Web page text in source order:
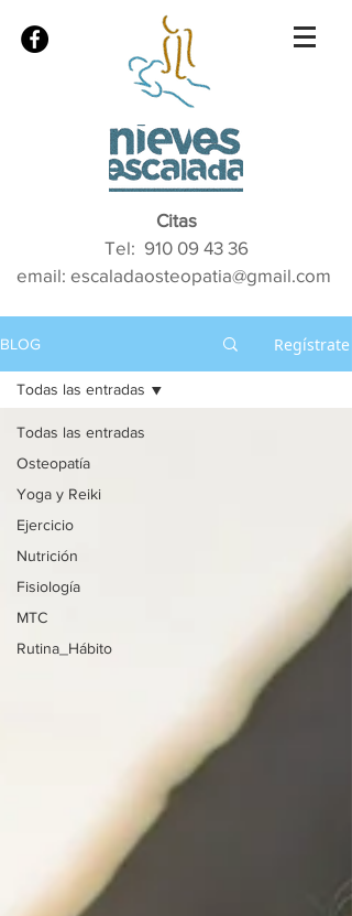
Citas
Tel: 910 09 43 36
email: escaladaosteopatia@gmail.com
BLOG Regístrate
Todas las entradas
Osteopatía
Yoga y Reiki
Ejercicio
Nutrición
Fisiología
MTC
Rutina_Hábito
Todas las entradas